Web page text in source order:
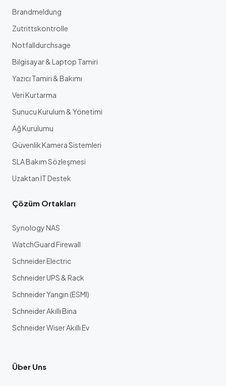
Brandmeldung
Zutrittskontrolle
Notfalldurchsage
Bilgisayar & Laptop Tamiri
Yazıcı Tamiri & Bakımı
Veri Kurtarma
Sunucu Kurulum & Yönetimi
Ağ Kurulumu
Güvenlik Kamera Sistemleri
SLA Bakım Sözleşmesi
Uzaktan IT Destek
Çözüm Ortakları
Synology NAS
WatchGuard Firewall
Schneider Electric
Schneider UPS & Rack
Schneider Yangın (ESMI)
Schneider Akıllı Bina
Schneider Wiser Akıllı Ev
Über Uns